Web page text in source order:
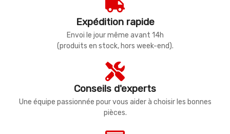
Expédition rapide
Envoi le jour même avant 14h
(produits en stock, hors week-end).
Conseils d'experts
Une équipe passionnée pour vous aider à choisir les bonnes
pièces.